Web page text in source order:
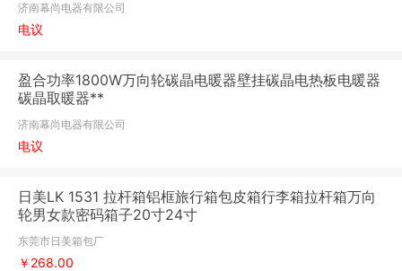
济南幕尚电器有限公司
电议
盈合功率1800W万向轮碳晶电暖器壁挂碳晶电热板电暖器
碳晶取暖器**
济南幕尚电器有限公司
电议
日美LK 1531 拉杆箱铝框旅行箱包皮箱行李箱拉杆箱万向
轮男女款密码箱子20寸24寸
东莞市日美箱包厂
￥268.00